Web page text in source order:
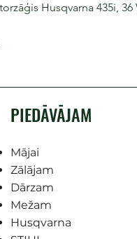
Husqvarna 435i, 36
PIEDĀVĀJAM
Mājai
Zālājam
Dārzam
Mežam
Husqvarna